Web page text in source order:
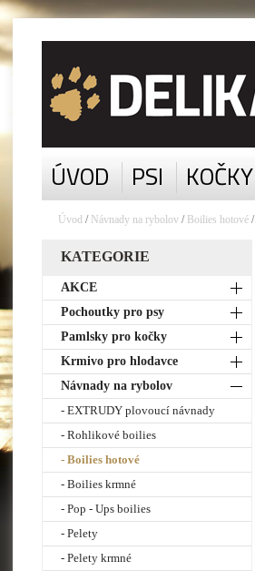
ÚVOD PSI KOČKY
Úvod / Návnady na rybolov/ Boilies hotové/
KATEGORIE
AKCE
Pochoutky pro psy
Pamlsky pro kočky
Krmivo pro hlodavce
Návnady na rybolov
- EXTRUDY plovoucí návnady
- Rohlikové boilies
- Boilies hotové
- Boilies krmné
- Pop - Ups boilies
- Pelety
- Pelety krmné